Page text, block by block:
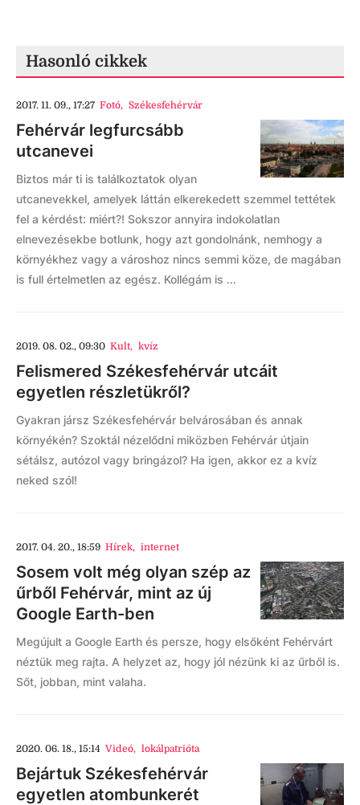
Hasonló cikkek
2017. 11. 09., 17:27 Fotó, Székesfehérvár
Fehérvár legfurcsább
utcanevei
Biztos már ti is találkoztatok olyan
utcanevekkel, amelyek láttán elkerekedett szemmel tettétek
fel a kérdést: miért?! Sokszor annyira indokolatlan
elnevezésekbe botlunk, hogy azt gondolnánk, nemhogy a
környékhez vagy a városhoz nincs semmi köze, de magában
is full értelmetlen az egész. Kollégám is ...
2019. 08. 02., 09:30 Kult, kvíz
Felismered Székesfehérvár utcáit
egyetlen részletükről?
Gyakran jársz Székesfehérvár belvárosában és annak
környékén? Szoktál nézelődni miközben Fehérvár útjain
sétálsz, autózol vagy bringázol? Ha igen, akkor ez a kvíz
neked szól!
2017. 04. 20., 18:59 Hírek, internet
Sosem volt még olyan szép az
űrből Fehérvár, mint az új
Google Earth-ben
Megújult a Google Earth és persze, hogy elsőként Fehérvárt
néztük meg rajta. A helyzet az, hogy jól nézünk ki az űrből is.
Sőt, jobban, mint valaha.
2020. 06. 18., 15:14 Videó, lokálpatrióta
Bejártuk Székesfehérvár
egyetlen atombunkerét